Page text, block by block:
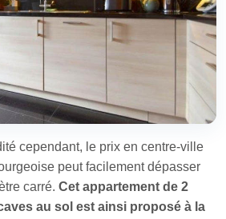
cependant, le prix en centre-ville
peut facilement dépasser
carré. Cet appartement de 2
au sol est ainsi proposé à la